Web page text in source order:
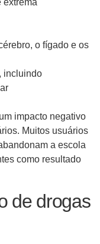
extrema
o fígado e os
incluindo
impacto negativo
Muitos usuários
a escola
como resultado
de drogas